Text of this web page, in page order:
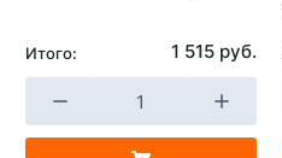
Итого: 1 515 руб.